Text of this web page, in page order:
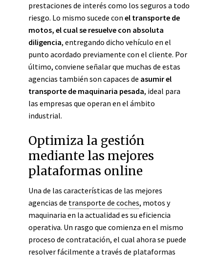
prestaciones de interés como los seguros a todo
riesgo. Lo mismo sucede con el transporte de
motos, el cual se resuelve con absoluta
diligencia, entregando dicho vehículo en el
punto acordado previamente con el cliente. Por
último, conviene señalar que muchas de estas
agencias también son capaces de asumir el
transporte de maquinaria pesada, ideal para
las empresas que operan en el ámbito
industrial.
Optimiza la gestión
mediante las mejores
plataformas online
Una de las características de las mejores
agencias de transporte de coches, motos y
maquinaria en la actualidad es su eficiencia
operativa. Un rasgo que comienza en el mismo
proceso de contratación, el cual ahora se puede
resolver fácilmente a través de plataformas